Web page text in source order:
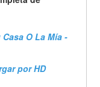
O La Mía -
por HD